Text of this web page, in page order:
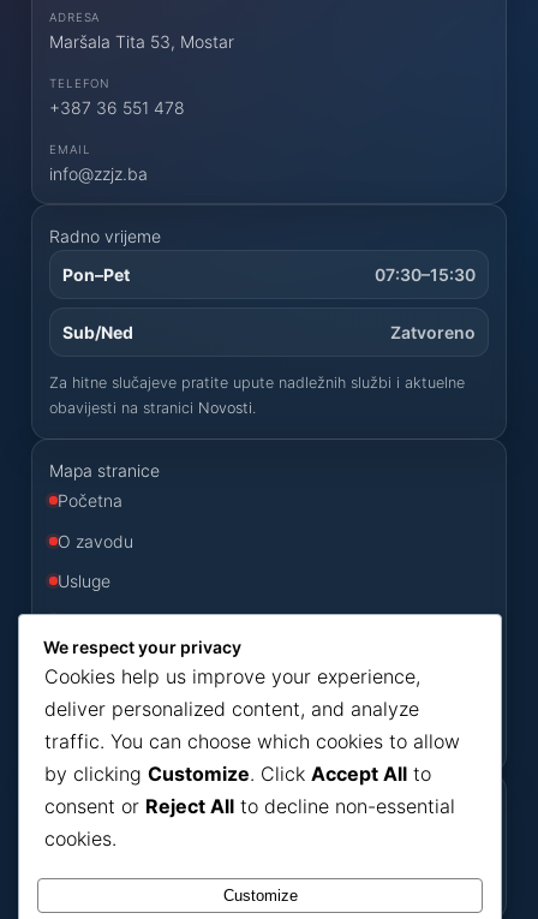
ADRESA
Maršala Tita 53, Mostar
TELEFON
+387 36 551 478
EMAIL
info@zzjz.ba
Radno vrijeme
Pon–Pet
07:30–15:30
Sub/Ned Zatvoreno
Za hitne slučajeve pratite upute nadležnih službi i aktuelne
obavijesti na stranici Novosti.
Mapa stranice
Početna
O zavodu
Usluge
Odluke
Konkursi
Novosti
Kontakt
Korisni dokumenti
Dokumenti
Ako nešto ne možete pronaći, javite se putem
We respect your privacy
Cookies help us improve your experience,
deliver personalized content, and analyze
traffic. You can choose which cookies to allow
by clicking Customize. Click Accept All to
consent or Reject All to decline non-essential
cookies.
Customize